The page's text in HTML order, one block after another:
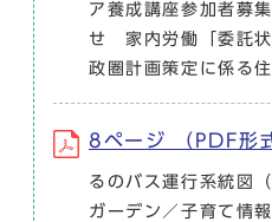
ア養成講座参加者募
せ 家内労働「委託
政圏計画策定に係る
8ページ （PDF形
るのバス運行系統図
ガーデン／子育て情